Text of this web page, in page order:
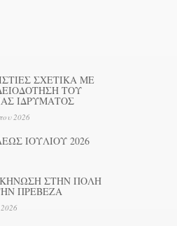
ΣΧΕΤΙΚΑ ΜΕ
ΤΟΥ
ΙΔΡΥΜΑΤΟΣ
2026
ΙΟΥΛΙΟΥ 2026
ΣΤΗΝ ΠΟΛΗ
ΠΡΕΒΕΖΑ